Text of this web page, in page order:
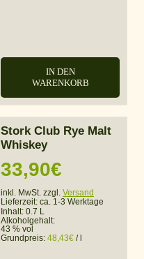
IN DEN
WARENKORB
Stork Club Rye Malt
Whiskey
33,90€
inkl. MwSt. zzgl. Versand
Lieferzeit: ca. 1-3 Werktage
Inhalt: 0.7 L
Alkoholgehalt:
43 % vol
Grundpreis: 48,43€ /